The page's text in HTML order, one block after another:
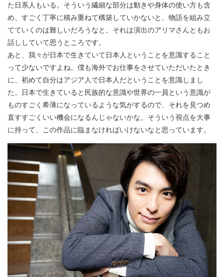
た日系人もいる。そういう繊細な部分は動きや身体の使い方も含
め、すごく丁寧に積み重ねて構築していかないと、物語を組み立
てていくのは難しいだろうなと。それは演出のアリマさんともお
話ししていて思うところです。
あと、我々が日本で生きていて日本人ということを意識すること
って少ないですよね。僕も海外でお仕事をさせていただいたとき
に、初めて自分はアジア人で日本人だということを意識しまし
た。日本で生きていると民族的な意識や世界の一員という意識が
ものすごく希薄になっているような気がするので、それを見つめ
直すすごくいい機会になるんじゃないかな。そういう視点を大事
に持って、この作品に臨まなければいけないなと思っています。